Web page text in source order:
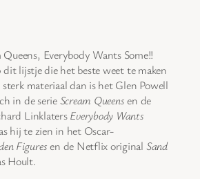
Everybody Wants Some!!
dit lijstje die het beste weet te maken
materiaal dan is het Glen Powell
in de serieScream Queensen de
LinklatersEverybody Wants
hij te zien in het Oscar-
Figuresen de Netflix original Sand
Hoult.